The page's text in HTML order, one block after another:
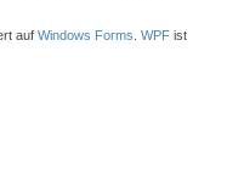
auf Windows Forms WPF ist